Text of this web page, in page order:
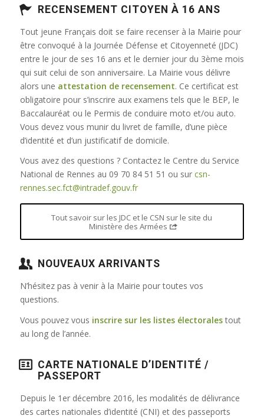
RECENSEMENT CITOYEN À 16 ANS
Tout jeune Français doit se faire recenser à la Mairie pour
être convoqué à la Journée Défense et Citoyenneté (JDC)
entre le jour de ses 16 ans et le dernier jour du 3ème mois
qui suit celui de son anniversaire. La Mairie vous délivre
alors une attestation de recensement. Ce certificat est
obligatoire pour s’inscrire aux examens tels que le BEP, le
Baccalauréat ou le Permis de conduire moto et/ou auto.
Vous devez vous munir du livret de famille, d’une pièce
d’identité et d’un justificatif de domicile.
Vous avez des questions ? Contactez le Centre du Service
National de Rennes au 09 70 84 51 51 ou sur csn-
rennes.sec.fct@intradef.gouv.fr
Tout savoir sur les JDC et le CSN sur le site du
Ministère des Armées
NOUVEAUX ARRIVANTS
N’hésitez pas à venir à la Mairie pour toutes vos
questions.
Vous pouvez vous inscrire sur les listes électoralestout
au long de l’année.
CARTE NATIONALE D’IDENTITÉ /
PASSEPORT
Depuis le 1er décembre 2016, les modalités de délivrance
des cartes nationales d’identité (CNI) et des passeports